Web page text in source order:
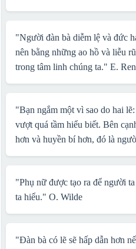
"Người đàn bà diễm lệ và đức
nên bằng những ao hồ và liễu
trong tâm linh chúng ta." E.
"Bạn ngắm một vì sao do hai
vượt quá tầm hiểu biết. Bên
hơn và huyền bí hơn, đó là
"Phụ nữ được tạo ra để người
ta hiểu." O. Wilde
"Đàn bà có lẽ sẽ hấp dẫn hơn